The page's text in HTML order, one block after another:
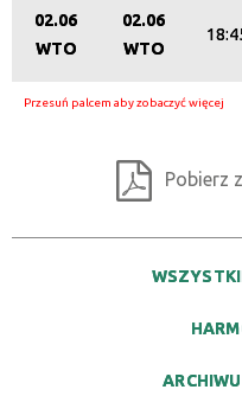
02.06
WTO
02.06
WTO
Pobierz